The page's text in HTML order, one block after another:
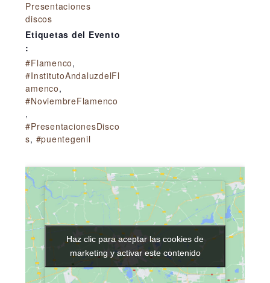
Presentaciones
discos
Etiquetas del Evento
:
#Flamenco,
#InstitutoAndaluzdelFl
amenco,
#NoviembreFlamenco
,
#PresentacionesDisco
s, #puentegenil
Haz clic para aceptar las cookies de
marketing y activar este contenido
Haz clic para aceptar las cookies de
marketing y activar este contenido